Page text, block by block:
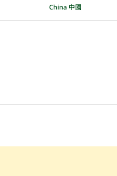
China 中國